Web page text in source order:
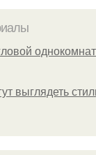
выглядеть